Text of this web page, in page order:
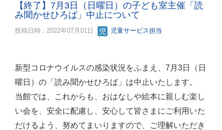
【終了】7月3日（日曜日）の子ども室主催「読
み聞かせひろば」中止について
投稿日時 : 2022年07月01日 児童サービス担当
新型コロナウイルスの感染状況をふまえ、7月3日（日
曜日）の「読み聞かせひろば」は中止いたします。
当館では、これからも、おはなしや絵本に親しむ楽し
い会を、安全に配慮し、安心して皆さまにご利用いた
だけるよう、努めてまいりますので、ご理解いただき